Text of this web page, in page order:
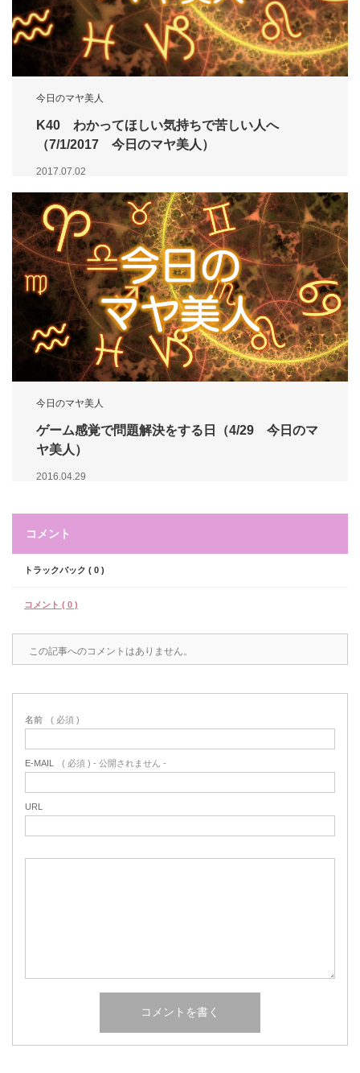
今日のマヤ美人
K40 わかってほしい気持ちで苦しい人へ
（7/1/2017 今日のマヤ美人）
2017.07.02
今日のマヤ美人
ゲーム感覚で問題解決をする日（4/29 今日のマ
ヤ美人）
2016.04.29
コメント
トラックバック ( 0 )
コメント ( 0 )
この記事へのコメントはありません。
名前 ( 必須 )
E-MAIL ( 必須 ) - 公開されません -
URL